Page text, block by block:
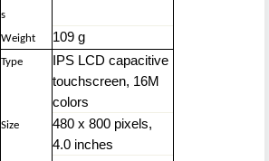
s
Weight
109 g
Type
IPS LCD capacitive
touchscreen, 16M
colors
Size
480 x 800 pixels,
4.0 inches